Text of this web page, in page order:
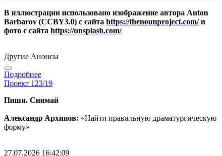
В иллюстрации использовано изображение автора Anton
Barbarov (CCBY3.0) с сайта https://thenounproject.com/и
фото с сайта https://unsplash.com/
Другие Анонсы
Подробнее
Проект 123/19
Пиши. Снимай
Александр Архипов: «Найти правильную драматургическую
форму»
27.07.2026 16:42:09